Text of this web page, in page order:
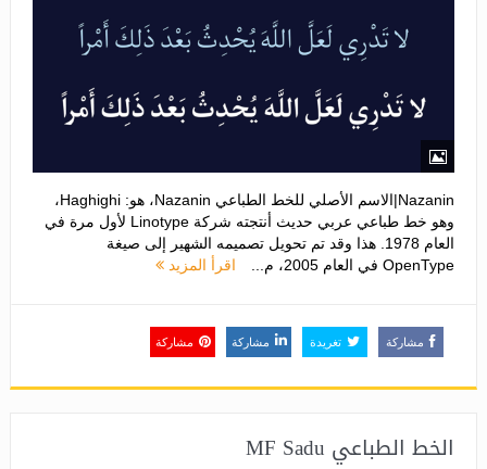
Nazanin|الاسم الأصلي للخط الطباعي Nazanin، هو: Haghighi،
وهو خط طباعي عربي حديث أنتجته شركة Linotype لأول مرة في
العام 1978. هذا وقد تم تحويل تصميمه الشهير إلى صيغة
OpenType في العام 2005، م...
اقرأ المزيد
مشاركة تغريدة مشاركة مشاركة
الخط الطباعي MF Sadu